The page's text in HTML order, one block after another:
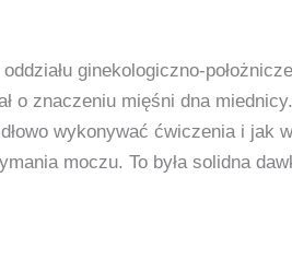
ginekologiczno-
o znaczeniu mięśni dna
wykonywać ćwiczenia i jak
moczu. To była solidna